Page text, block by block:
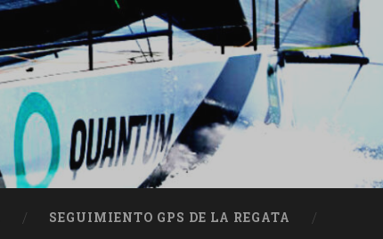
SEGUIMIENTO GPS DE LA REGATA